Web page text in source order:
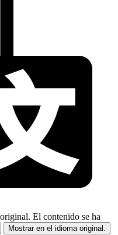
El contenido se ha
Mostrar en el idioma original.